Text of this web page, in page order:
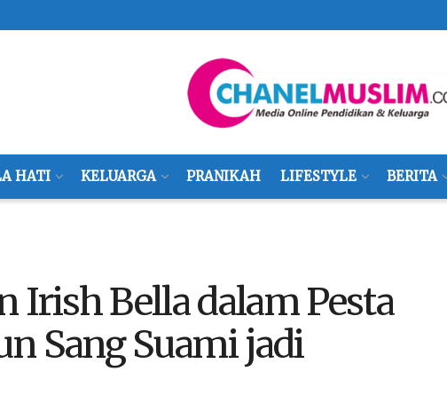
HATI KELUARGA PRANIKAH LIFESTYLE BERITA
Irish Bella dalam Pesta
Sang Suami jadi